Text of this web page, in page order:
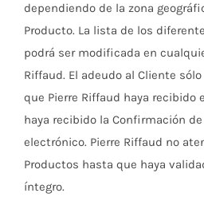
dependiendo de la zona
Producto. La lista de los
podrá ser modificada en
Riffaud. El adeudo al Cliente
que Pierre Riffaud haya recibido
haya recibido la Confirmación
electrónico. Pierre Riffaud no
Productos hasta que haya
íntegro.